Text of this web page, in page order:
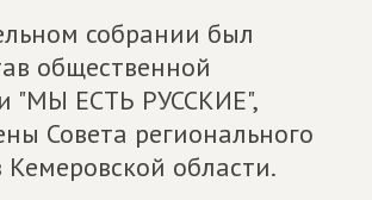
собрании был
общественной
"МЫ ЕСТЬ РУССКИЕ",
Совета регионального
Кемеровской области.